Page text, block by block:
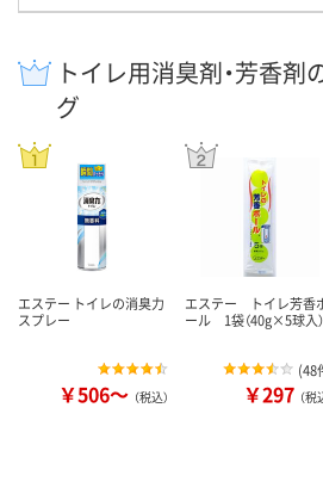
トイレ用消臭剤・芳香
グ
エステー トイレの消臭力
スプレー
￥506～ （税込）
エステー トイレ芳香
ール 1袋（40g×5球入）
(48
￥297 （税